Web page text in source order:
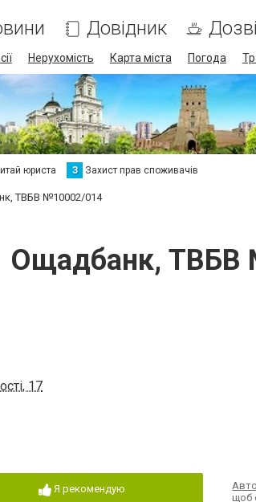
Довідник
Нерухомість Карта міста Погода
юриста З Захист прав споживачів
ТВБВ №10002/014
Ощадбанк, ТВБВ
17
Я рекомендую
щоб